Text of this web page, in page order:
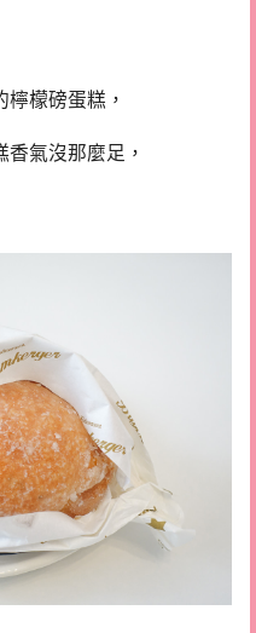
檬磅蛋糕，
氣沒那麼足，